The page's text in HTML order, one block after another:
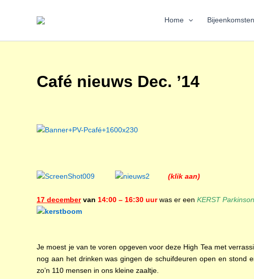
inhoud
Home Bijeenkomsten
Café nieuws Dec. ’14
(klik aan)
17 december van 14:00 – 16:30 uurwas er een KERST
Je moest je van te voren opgeven voor deze High Tea met
nog aan het drinken was gingen de schuifdeuren open en stond
zo’n 110 mensen in ons kleine zaaltje.